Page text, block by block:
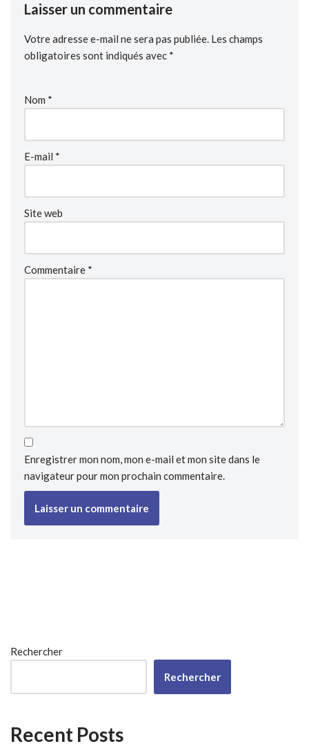
Laisser un commentaire
Votre adresse e-mail ne sera pas publiée. Les champs
obligatoires sont indiqués avec *
Nom *
E-mail *
Site web
Commentaire *
Enregistrer mon nom, mon e-mail et mon site dans le
navigateur pour mon prochain commentaire.
Rechercher
Rechercher
Recent Posts